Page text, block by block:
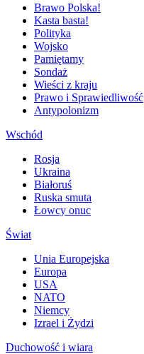
Brawo Polska!
Kasta basta!
Polityka
Wojsko
Pamiętamy
Sondaż
Wieści z kraju
Prawo i Sprawiedliwość
Antypolonizm
Wschód
Rosja
Ukraina
Białoruś
Ruska smuta
Łowcy onuc
Świat
Unia Europejska
Europa
USA
NATO
Niemcy
Izrael i Żydzi
Duchowość i wiara